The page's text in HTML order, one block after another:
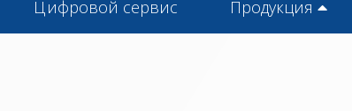
Цифровой сервис Продукция